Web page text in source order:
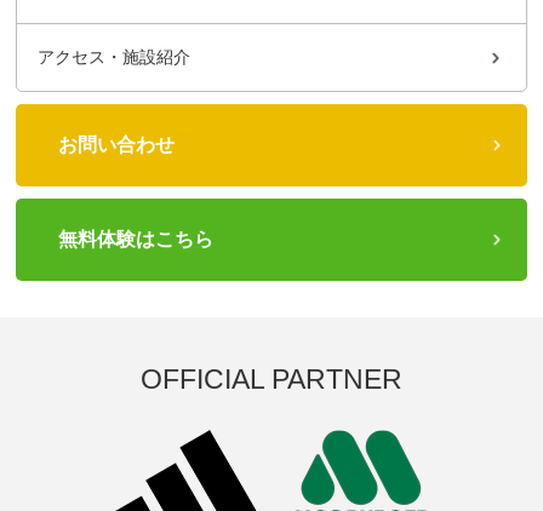
アクセス・施設紹介
お問い合わせ
無料体験はこちら
OFFICIAL PARTNER